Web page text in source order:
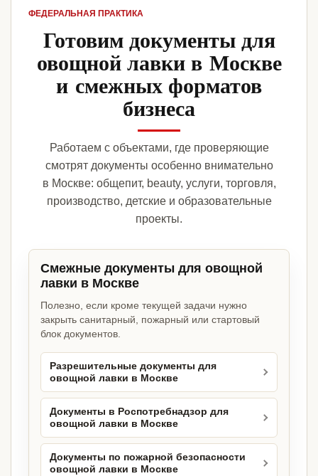
ФЕДЕРАЛЬНАЯ ПРАКТИКА
Готовим документы для
овощной лавки в Москве
и смежных форматов
бизнеса
Работаем с объектами, где проверяющие
смотрят документы особенно внимательно
в Москве: общепит, beauty, услуги, торговля,
производство, детские и образовательные
проекты.
Смежные документы для овощной
лавки в Москве
Полезно, если кроме текущей задачи нужно
закрыть санитарный, пожарный или стартовый
блок документов.
Разрешительные документы для
овощной лавки в Москве
Документы в Роспотребнадзор для
овощной лавки в Москве
Документы по пожарной безопасности
овощной лавки в Москве